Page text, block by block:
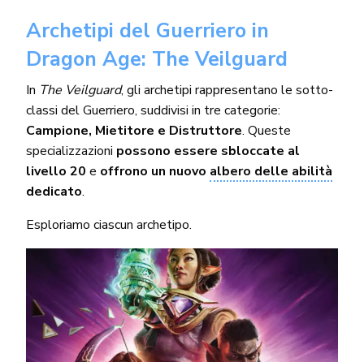
Archetipi del Guerriero in
Dragon Age: The Veilguard
In The Veilguard, gli archetipi rappresentano le sotto-
classi del Guerriero, suddivisi in tre categorie:
Campione, Mietitore e Distruttore. Queste
specializzazioni possono essere sbloccate al
livello 20 e offrono un nuovo albero delle abilità
dedicato.
Esploriamo ciascun archetipo.